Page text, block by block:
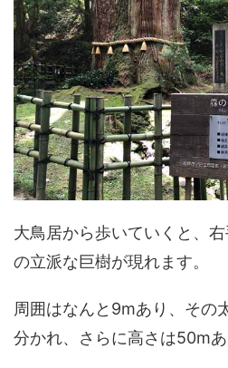
大鳥居から歩いていくと、
の立派な巨樹が現れます。
周囲はなんと9mあり、その
分かれ、さらに高さは50mあ